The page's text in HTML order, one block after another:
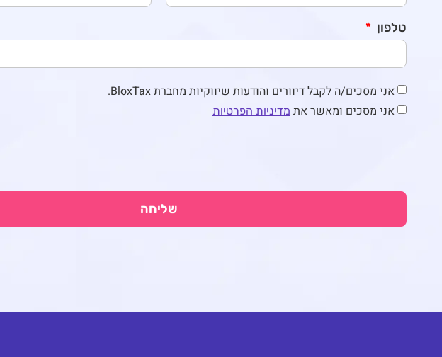
טלפון
אני מסכים/ה לקבל דיוורים והודעות שיווקיות מחברת BloxTax.
אני מסכים ומאשר את מדיניות הפרטיות
שליחה